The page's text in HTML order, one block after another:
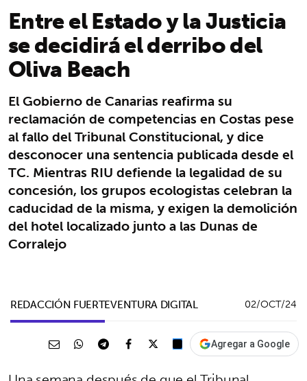
Entre el Estado y la Justicia
se decidirá el derribo del
Oliva Beach
El Gobierno de Canarias reafirma su
reclamación de competencias en Costas pese
al fallo del Tribunal Constitucional, y dice
desconocer una sentencia publicada desde el
TC. Mientras RIU defiende la legalidad de su
concesión, los grupos ecologistas celebran la
caducidad de la misma, y exigen la demolición
del hotel localizado junto a las Dunas de
Corralejo
REDACCIÓN FUERTEVENTURA DIGITAL 02/OCT/24
Agregar a Google